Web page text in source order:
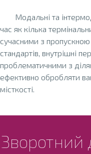
Модальні та
час як кілька
сучасними з пропускною
стандартів, внутрішні
проблематичними з
ефективно обробляти
місткості.
Зворотний